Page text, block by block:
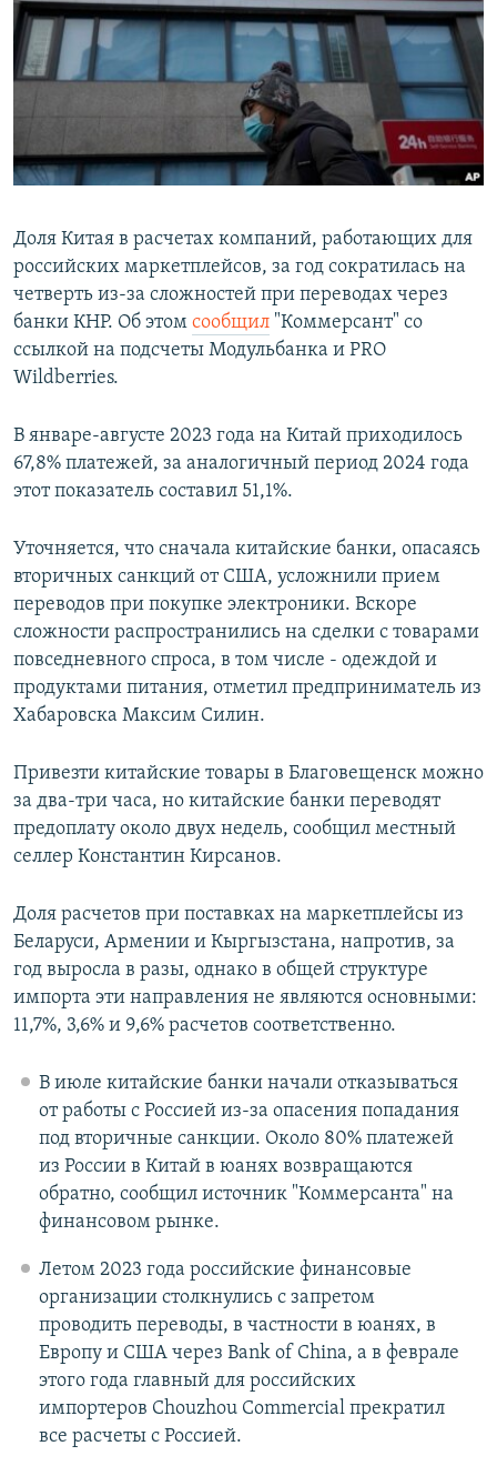
РАСПИСАНИЕ ВЕЩАНИЯ
ПОДПИШИТЕСЬ НА РАССЫЛКУ
СОЦИАЛЬНЫЕ СЕТИ
Все сайты РСЕ/РС
Доля Китая в расчетах компаний, работающих для
российских маркетплейсов, за год сократилась на
четверть из-за сложностей при переводах через
банки КНР. Об этом сообщил "Коммерсант" со
ссылкой на подсчеты Модульбанка и PRO
Wildberries.
В январе-августе 2023 года на Китай приходилось
67,8% платежей, за аналогичный период 2024 года
этот показатель составил 51,1%.
Уточняется, что сначала китайские банки, опасаясь
вторичных санкций от США, усложнили прием
переводов при покупке электроники. Вскоре
сложности распространились на сделки с товарами
повседневного спроса, в том числе - одеждой и
продуктами питания, отметил предприниматель из
Хабаровска Максим Силин.
Привезти китайские товары в Благовещенск можно
за два-три часа, но китайские банки переводят
предоплату около двух недель, сообщил местный
селлер Константин Кирсанов.
Доля расчетов при поставках на маркетплейсы из
Беларуси, Армении и Кыргызстана, напротив, за
год выросла в разы, однако в общей структуре
импорта эти направления не являются основными:
11,7%, 3,6% и 9,6% расчетов соответственно.
В июле китайские банки начали отказываться
от работы с Россией из-за опасения попадания
под вторичные санкции. Около 80% платежей
из России в Китай в юанях возвращаются
обратно, сообщил источник "Коммерсанта" на
финансовом рынке.
Летом 2023 года российские финансовые
организации столкнулись с запретом
проводить переводы, в частности в юанях, в
Европу и США через Bank of China, а в феврале
этого года главный для российских
импортеров Chouzhou Commercial прекратил
все расчеты с Россией.